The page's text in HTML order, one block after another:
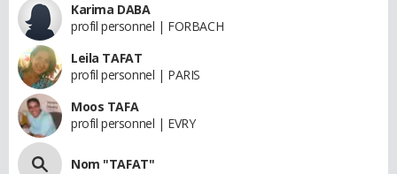
Karima DABA
profil personnel | FORBACH
Leila TAFAT
profil personnel | PARIS
Moos TAFA
profil personnel | EVRY
Nom "TAFAT"